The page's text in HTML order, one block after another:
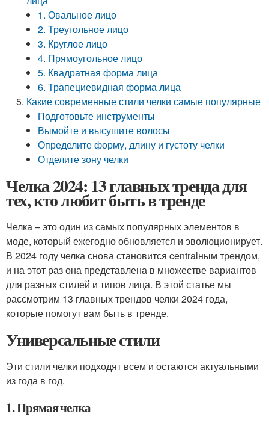
1. Овальное лицо
2. Треугольное лицо
3. Круглое лицо
4. Прямоугольное лицо
5. Квадратная форма лица
6. Трапециевидная форма лица
Какие современные стили челки самые популярные
Подготовьте инструменты
Вымойте и высушите волосы
Определите форму, длину и густоту челки
Отделите зону челки
Челка 2024: 13 главных тренда для
тех, кто любит быть в тренде
Челка – это один из самых популярных элементов в
моде, который ежегодно обновляется и эволюционирует.
В 2024 году челка снова становится centralным трендом,
и на этот раз она представлена в множестве вариантов
для разных стилей и типов лица. В этой статье мы
рассмотрим 13 главных трендов челки 2024 года,
которые помогут вам быть в тренде.
Универсальные стили
Эти стили челки подходят всем и остаются актуальными
из года в год.
1. Прямая челка